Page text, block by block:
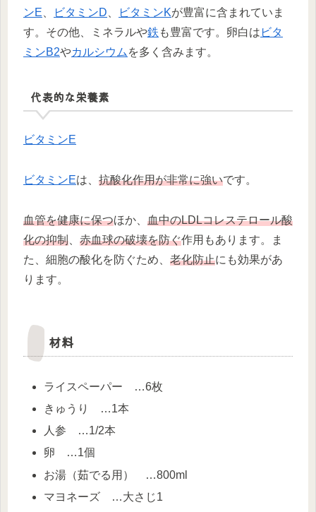
ンE
ビタミンD ビタミンKが豊富に含まれていま
す。その他、ミネラルや鉄 も豊富です。卵白は ビタ
ミンB2やカルシウム を多く含みます。
代表的な栄養素
ビタミンE
ビタミンEは、 抗酸化作用が非常に強いです。
血管を健康に保つほか、 血中のLDLコレステロール酸
化の抑制
赤血球の破壊を防ぐ作用もあります。ま
た、細胞の酸化を防ぐため、 老化防止にも効果があ
ります。
材料
ライスペーパー …6枚
きゅうり …1本
人参 …1/2本
卵 …1個
お湯（茹でる用） …800ml
マヨネーズ …大さじ1